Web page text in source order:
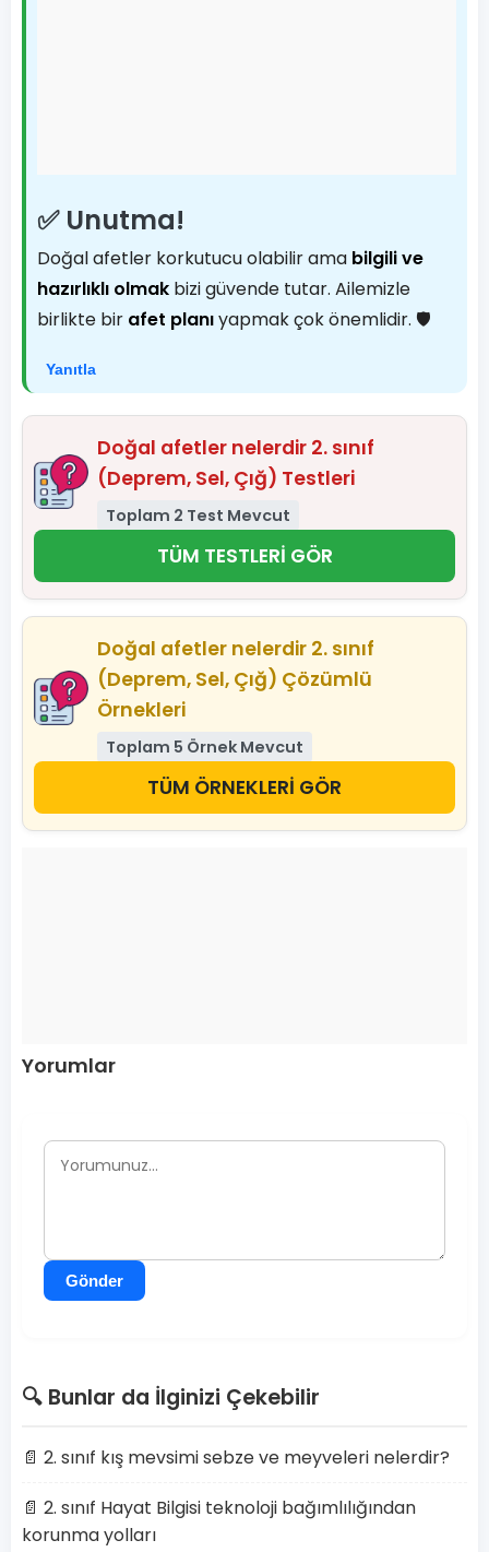
✅ Unutma!
Doğal afetler korkutucu olabilir ama bilgili ve
hazırlıklı olmak bizi güvende tutar. Ailemizle
birlikte bir afet planıyapmak çok önemlidir. 🛡️
Yanıtla
Doğal afetler nelerdir 2. sınıf
(Deprem, Sel, Çığ) Testleri
Toplam 2 Test Mevcut
TÜM TESTLERİ GÖR
Doğal afetler nelerdir 2. sınıf
(Deprem, Sel, Çığ) Çözümlü
Örnekleri
Toplam 5 Örnek Mevcut
TÜM ÖRNEKLERİ GÖR
Yorumlar
Gönder
🔍 Bunlar da İlginizi Çekebilir
📄 2. sınıf kış mevsimi sebze ve meyveleri nelerdir?
📄 2. sınıf Hayat Bilgisi teknoloji bağımlılığından
korunma yolları